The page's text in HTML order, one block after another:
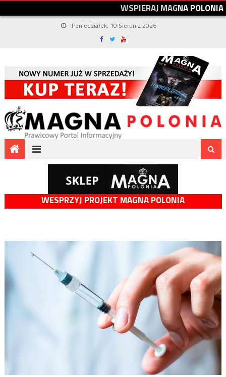
WSPIERAJMAGNAPOLONIA
Poniedziałek, 10 Sierpnia 2026
WESPRZYJ PROJEKT MAGNA POLONIA